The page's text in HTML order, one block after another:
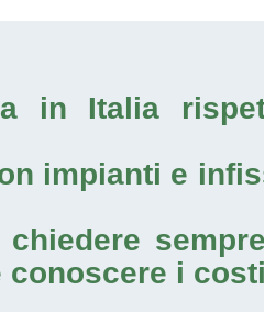
in Italia
impianti e
i